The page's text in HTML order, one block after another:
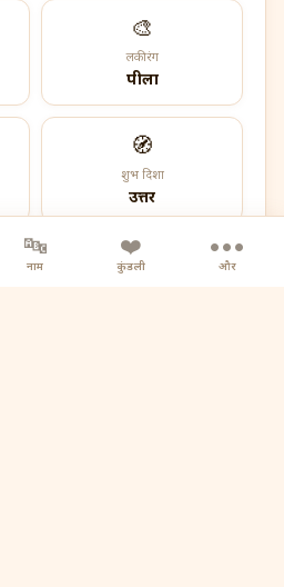
🎨
लकी रंग
पीला
🧭
शुभ दिशा
उत्तर
🔤
नाम
❤️
कुंडली
•••
और